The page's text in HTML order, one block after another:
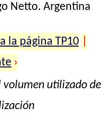
Netto. Argentina
la página TP10
›
volumen utilizado de